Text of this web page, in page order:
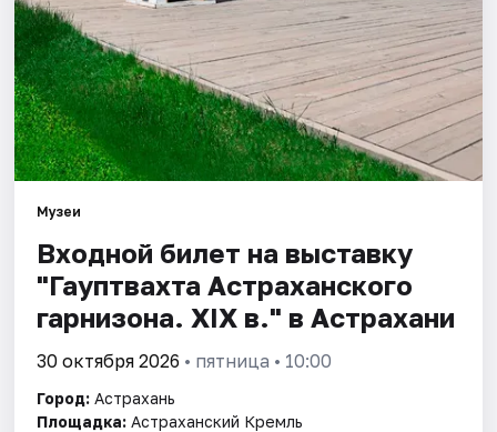
Музеи
Входной билет на выставку
"Гауптвахта Астраханского
гарнизона. XIX в." в Астрахани
30 октября 2026 • пятница • 10:00
Город: Астрахань
Площадка: Астраханский Кремль